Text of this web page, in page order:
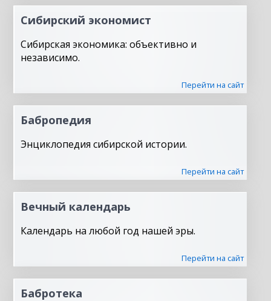
Сибирский экономист
Сибирская экономика: объективно и
независимо.
Перейти на сайт
Бабропедия
Энциклопедия сибирской истории.
Перейти на сайт
Вечный календарь
Календарь на любой год нашей эры.
Перейти на сайт
Бабротека